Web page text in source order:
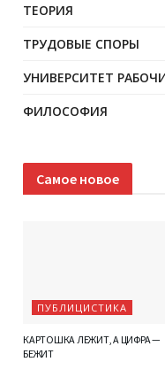
ТЕОРИЯ
ТРУДОВЫЕ СПОРЫ
УНИВЕРСИТЕТ
ФИЛОСОФИЯ
Самое новое
ПУБЛИЦИСТИКА
КАРТОШКА ЛЕЖИТ, А ЦИФРА —
БЕЖИТ